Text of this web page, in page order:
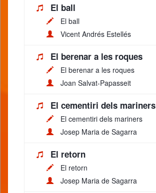
El ball
El ball
Vicent Andrés Estellés
El berenar a les roques
El berenar a les roques
Joan Salvat-Papasseit
El cementiri dels mariners
El cementiri dels mariners
Josep Maria de Sagarra
El retorn
El retorn
Josep Maria de Sagarra